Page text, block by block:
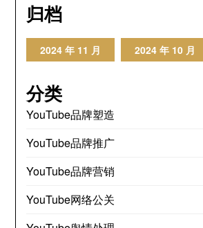
归档
2024 年 11 月 2024 年 10 月
分类
YouTube品牌塑造
YouTube品牌推广
YouTube品牌营销
YouTube网络公关